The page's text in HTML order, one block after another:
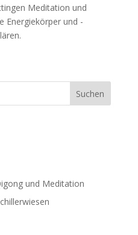
Meditation und
Energiekörper und -
und Meditation